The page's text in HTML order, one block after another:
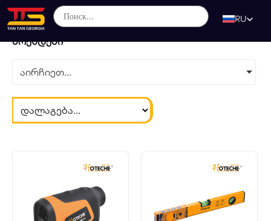
RU
ბრენდები
აირჩიეთ...